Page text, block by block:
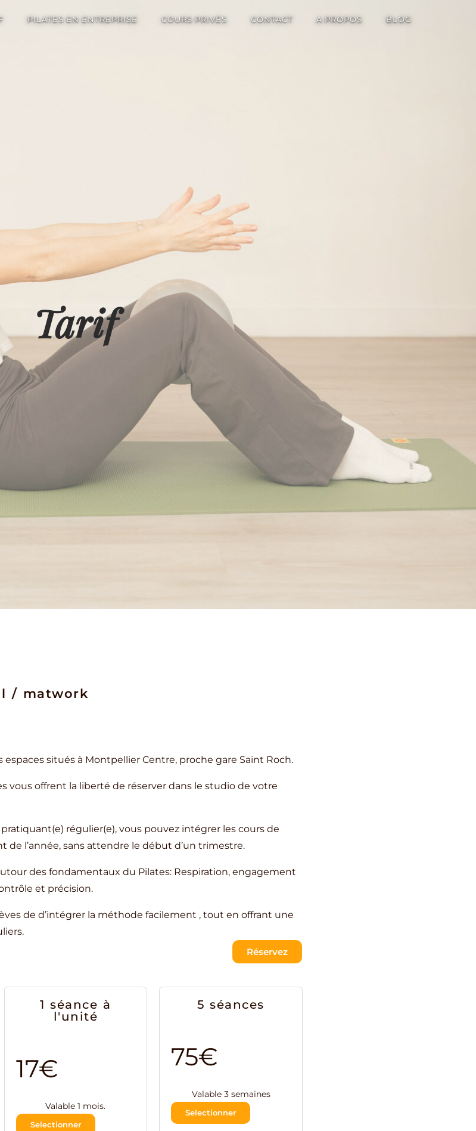
PILATES EN ENTREPRISE COURS PRIVÉS CONTACT A PROPOS BLOG
Tarif
/ matwork
situés à Montpellier Centre, proche gare Saint Roch.
vous offrent la liberté de réserver dans le studio de votre
régulier(e), vous pouvez intégrer les cours de
de l’année, sans attendre le début d’un trimestre.
des fondamentaux du Pilates: Respiration, engagement
et précision.
de d’intégrer la méthode facilement , tout en offrant une
Réservez
1 séance à
l'unité
17€
Valable 1 mois.
Selectionner
5 séances
75€
Valable 3 semaines
Selectionner